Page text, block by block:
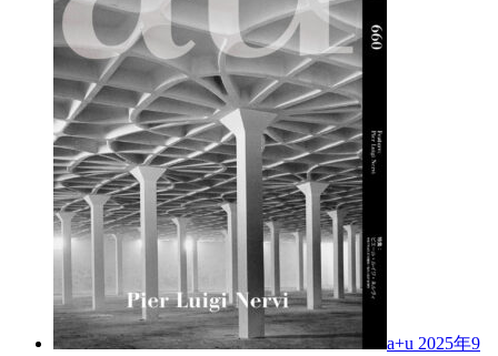
a+u 2025年9